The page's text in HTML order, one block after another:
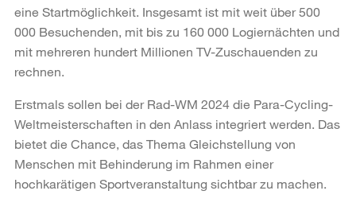
eine Startmöglichkeit. Insgesamt ist mit weit über 500
000 Besuchenden, mit bis zu 160 000 Logiernächten und
mit mehreren hundert Millionen TV-Zuschauenden zu
rechnen.
Erstmals sollen bei der Rad-WM 2024 die Para-Cycling-
Weltmeisterschaften in den Anlass integriert werden. Das
bietet die Chance, das Thema Gleichstellung von
Menschen mit Behinderung im Rahmen einer
hochkarätigen Sportveranstaltung sichtbar zu machen.